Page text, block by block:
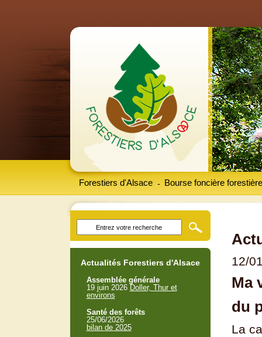
Forestiers d'Alsace Bourse foncière forestière
-
12/
Ma
du
La
Actualités Forestiers d'Alsace
Assemblée générale
19 juin 2026 Doller, Thur et
environs
Santé des forêts
25/06/2026
bilan de 2025